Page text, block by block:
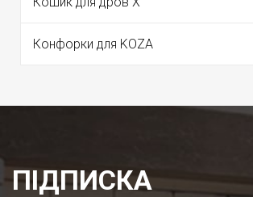
Конфорки для KOZA
ПІДПИСКА